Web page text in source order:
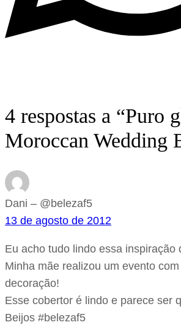
4 respostas a “Puro
Moroccan Wedding
Dani – @belezaf5
13 de agosto de 2012
Eu acho tudo lindo essa inspiração
Minha mãe realizou um evento
decoração!
Esse cobertor é lindo e parece ser
Beijos #belezaf5